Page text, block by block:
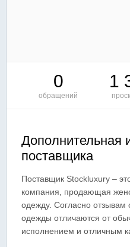
0
обращений
1
Дополнительная
поставщика
Поставщик Stockluxury –
компания, продающая
одежду. Согласно
одежды отличаются от
исполнением и отличным